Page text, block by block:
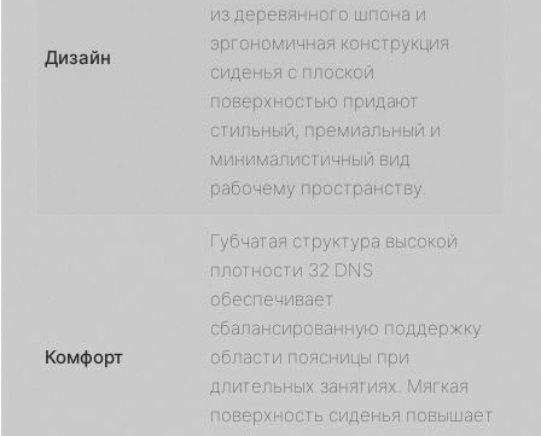
Дизайн
из деревянного шпона и
эргономичная конструкция
сиденья с плоской
поверхностью придают
стильный, премиальный и
минималистичный вид
рабочему пространству.
Комфорт
Губчатая структура высокой
плотности 32 DNS
обеспечивает
сбалансированную поддержку
области поясницы при
длительных занятиях. Мягкая
поверхность сиденья повышает